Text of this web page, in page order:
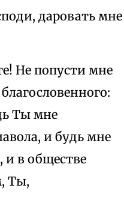
даровать мне
Не попусти мне
Ты мне
и будь мне
и в обществе
Ты,